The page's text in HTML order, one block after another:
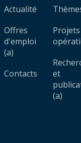
Actualité
Offres
d'emploi
(a)
Contacts
et
(a)